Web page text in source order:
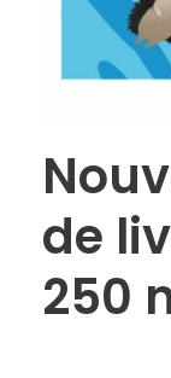
de
250